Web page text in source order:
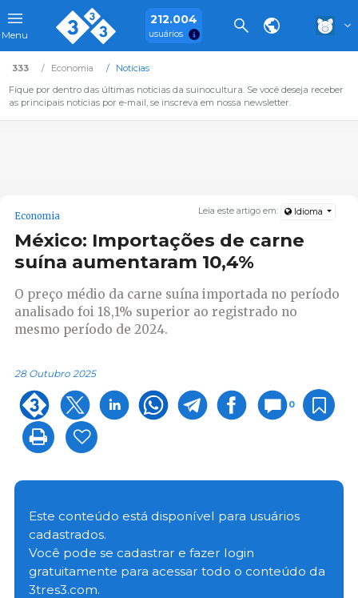
Menu
212.004
usuários
333 Economia
Notícias
Fique por dentro das últimas notícias da suinocultura. Se você deseja receber
as principais notícias por e-mail, se inscreva em nossa newsletter.
Leia este artigo em: Idioma
Economia
México: Importações de carne
suína aumentaram 10,4%
O preço médio da carne suína importada no período
analisado foi 18,1% superior ao registrado no
mesmo período de 2024.
28 Outubro 2025
0
Este conteúdo está disponível para usuários
cadastrados.
Você pode se cadastrar e fazer login
gratuitamente para acessar todo o conteúdo da
3tres3.com.